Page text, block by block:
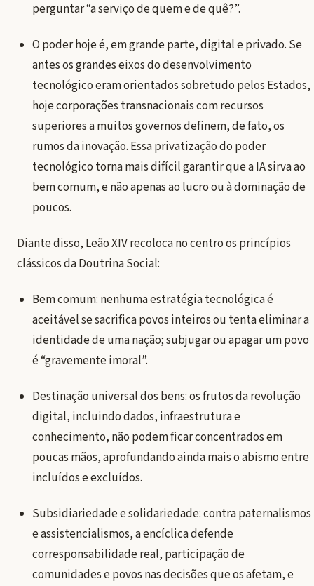
perguntar “a serviço de quem e de quê?”.
O poder hoje é, em grande parte, digital e privado. Se
antes os grandes eixos do desenvolvimento
tecnológico eram orientados sobretudo pelos Estados,
hoje corporações transnacionais com recursos
superiores a muitos governos definem, de fato, os
rumos da inovação. Essa privatização do poder
tecnológico torna mais difícil garantir que a IA sirva ao
bem comum, e não apenas ao lucro ou à dominação de
poucos.
Diante disso, Leão XIV recoloca no centro os princípios
clássicos da Doutrina Social:
Bem comum: nenhuma estratégia tecnológica é
aceitável se sacrifica povos inteiros ou tenta eliminar a
identidade de uma nação; subjugar ou apagar um povo
é “gravemente imoral”.
Destinação universal dos bens: os frutos da revolução
digital, incluindo dados, infraestrutura e
conhecimento, não podem ficar concentrados em
poucas mãos, aprofundando ainda mais o abismo entre
incluídos e excluídos.
Subsidiariedade e solidariedade: contra paternalismos
e assistencialismos, a encíclica defende
corresponsabilidade real, participação de
comunidades e povos nas decisões que os afetam, e